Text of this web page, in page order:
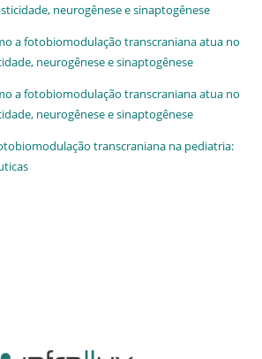
neurogênese e sinaptogênese
a fotobiomodulação transcraniana atua no
neurogênese e sinaptogênese
a fotobiomodulação transcraniana atua no
neurogênese e sinaptogênese
transcraniana na pediatria: